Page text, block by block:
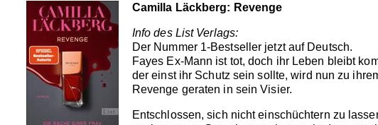
Camilla Läckberg: Revenge
Info des List Verlags:
Der Nummer 1-Bestseller jetzt auf Deutsch.
Fayes Ex-Mann ist tot, doch ihr Leben bleibt
der einst ihr Schutz sein sollte, wird nun zu
Revenge geraten in sein Visier.
Entschlossen, sich nicht einschüchtern zu